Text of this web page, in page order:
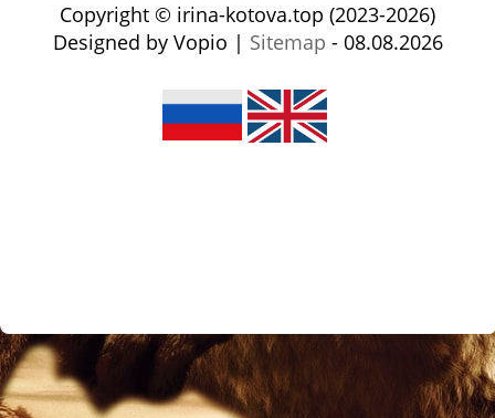
Copyright © irina-kotova.top (2023-2026)
Designed by Vopio | Sitemap - 08.08.2026